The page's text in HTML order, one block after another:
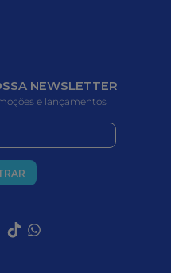
NEWSLETTER
e lançamentos